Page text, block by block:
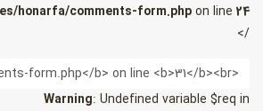
honarfa/comments-form.phpon line24
/>
ایمیل
Warning: Undefined variable $req in